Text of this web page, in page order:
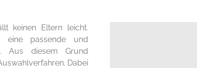
keinen Eltern leicht.
passende und
Aus diesem Grund
Dabei